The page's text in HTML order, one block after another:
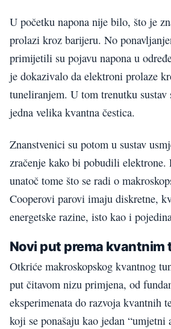
U početku napona nije bilo, što je
prolazi kroz barijeru. No
primijetili su pojavu napona u
je dokazivalo da elektroni prolaze
tuneliranjem. U tom trenutku sustav
jedna velika kvantna čestica.
Znanstvenici su potom u sustav
zračenje kako bi pobudili elektrone.
unatoč tome što se radi o
Cooperovi parovi imaju diskretne,
energetske razine, isto kao i
Novi put prema kvantnim
Otkriće makroskopskog kvantnog
put čitavom nizu primjena, od
eksperimenata do razvoja kvantnih
koji se ponašaju kao jedan “umjetni